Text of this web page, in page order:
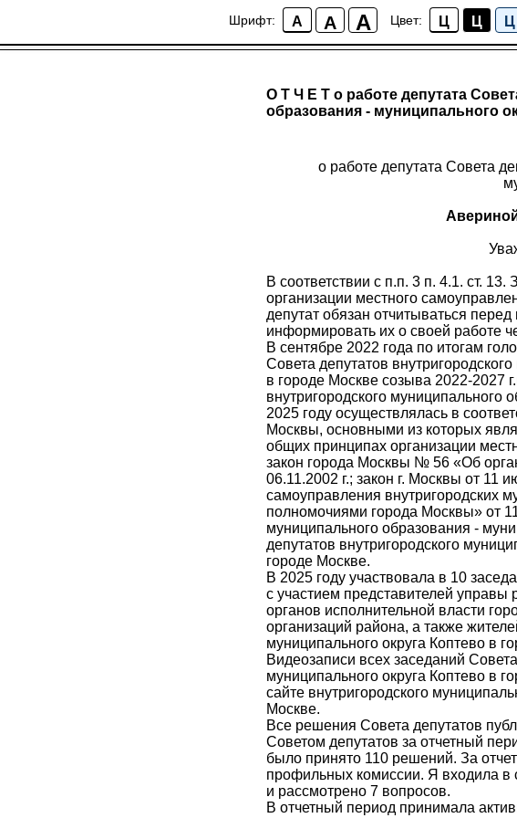
Шрифт: A A A Цвет: Ц Ц Ц
О Т Ч Е Т о работе депутата
образования - муниципального
о работе депутата Совета
В соответствии с п.п. 3 п. 4.1. ст.
организации местного
депутат обязан отчитываться
информировать их о своей работе
В сентябре 2022 года по итогам
Совета депутатов
в городе Москве созыва 2022-2027
внутригородского муниципального
2025 году осуществлялась в
Москвы, основными из которых
общих принципах организации
закон города Москвы № 56 «Об
06.11.2002 г.; закон г. Москвы от 11
самоуправления внутригородских
полномочиями города Москвы» от
муниципального образования -
депутатов внутригородского
городе Москве.
В 2025 году участвовала в 10
с участием представителей управы
органов исполнительной власти
организаций района, а также
муниципального округа Коптево в
Видеозаписи всех заседаний
муниципального округа Коптево в
сайте внутригородского
Москве.
Все решения Совета депутатов
Советом депутатов за отчетный
было принято 110 решений. За
профильных комиссии. Я входила в
и рассмотрено 7 вопросов.
В отчетный период принимала